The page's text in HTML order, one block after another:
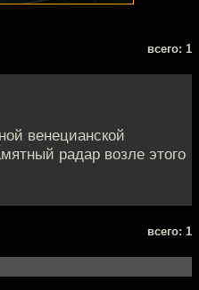
всего: 1
венецианской
радар возле этого
всего: 1